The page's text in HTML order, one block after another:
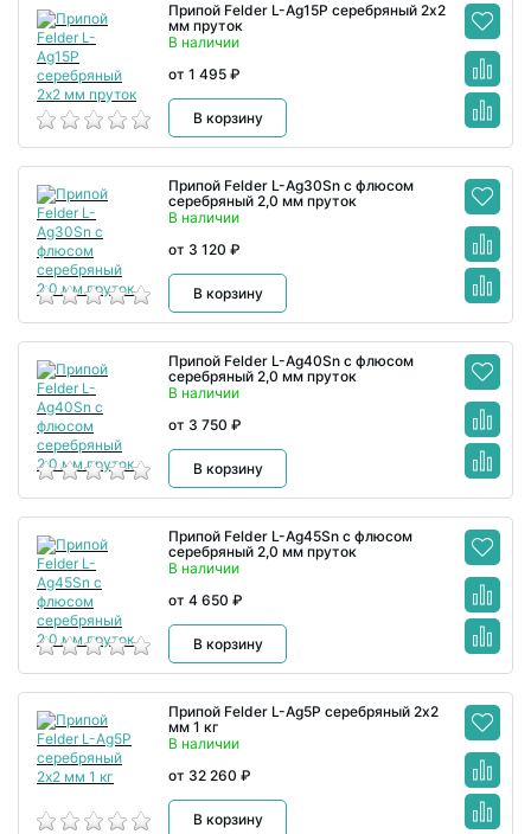
Припой Felder L-Ag15P серебряный 2х2
мм пруток
В наличии
от 1 495 ₽
В корзину
Припой Felder L-Ag30Sn с флюсом
серебряный 2,0 мм пруток
В наличии
от 3 120 ₽
В корзину
Припой Felder L-Ag40Sn с флюсом
серебряный 2,0 мм пруток
В наличии
от 3 750 ₽
В корзину
Припой Felder L-Ag45Sn с флюсом
серебряный 2,0 мм пруток
В наличии
от 4 650 ₽
В корзину
Припой Felder L-Ag5P серебряный 2х2
мм 1 кг
В наличии
от 32 260 ₽
В корзину